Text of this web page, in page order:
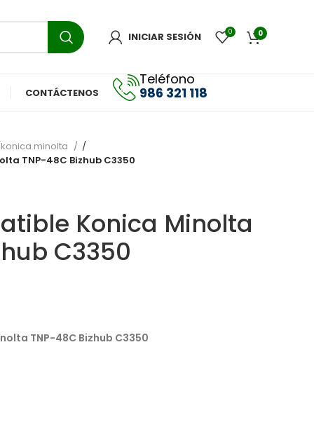
INICIAR SESIÓN 0 0
CONTÁCTENOS
Teléfono
986 321 118
konica minolta
TNP-48C Bizhub C3350
Konica Minolta
C3350
TNP-48C Bizhub C3350